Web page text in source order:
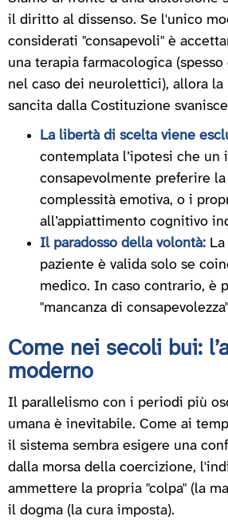
il diritto al dissenso. Se l'unico
considerati "consapevoli" è
una terapia farmacologica
nel caso dei neurolettici), allora
sancita dalla Costituzione
La libertà di scelta viene
contemplata l’ipotesi che un
consapevolmente preferire
complessità emotiva, o i
all’appiattimento cognitivo
Il paradosso della volontà:
paziente è valida solo se
medico. In caso contrario, è
"mancanza di
Come nei secoli bui:
moderno
Il parallelismo con i periodi più
umana è inevitabile. Come ai
il sistema sembra esigere una
dalla morsa della coercizione,
ammettere la propria "colpa" (la
il dogma (la cura imposta).